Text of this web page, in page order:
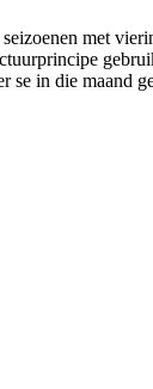
met
se in die maand